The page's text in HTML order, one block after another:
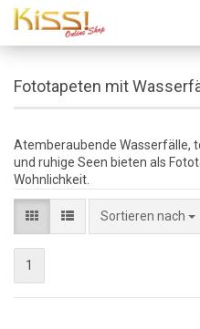
Fototapeten mit
Atemberaubende Wasserfälle,
und ruhige Seen bieten als
Wohnlichkeit.
Sortieren nach
1